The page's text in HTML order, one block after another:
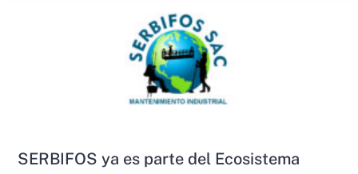
SERBIFOS ya es parte del Ecosistema